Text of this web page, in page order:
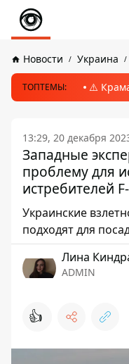
Новости Украина
ТОПТЕМЫ: ⚠️
13:29, 20 декабря
Западные
проблему для
истребителей
Украинские
подходят для
Лина
ADMIN
👍